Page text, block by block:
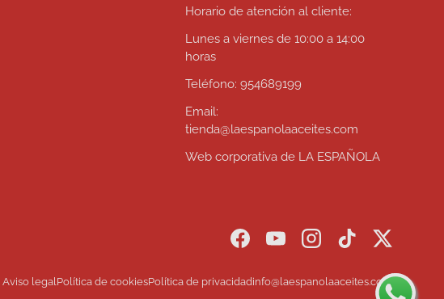
Horario de atención al cliente:
Lunes a viernes de 10:00 a 14:00
horas
Teléfono: 954689199
Email:
tienda@laespanolaaceites.com
Web corporativa de LA ESPAÑOLA
FacebookYouTubeInstagram
TikTokTwitter
Aviso legalPolítica de cookiesPolítica de privacidadinfo@laespanolaaceites.com